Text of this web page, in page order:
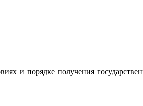
и порядке получения